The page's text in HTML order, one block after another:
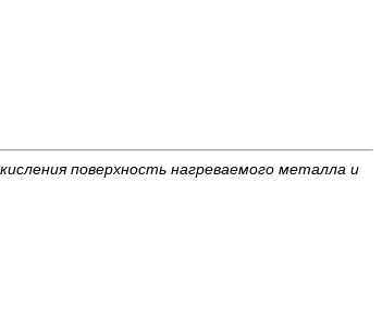
поверхность нагреваемого металла и